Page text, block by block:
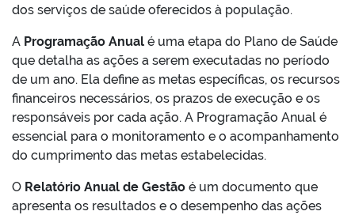
dos serviços de saúde oferecidos à população.
A Programação Anual é uma etapa do Plano de Saúde
que detalha as ações a serem executadas no período
de um ano. Ela define as metas específicas, os recursos
financeiros necessários, os prazos de execução e os
responsáveis por cada ação. A Programação Anual é
essencial para o monitoramento e o acompanhamento
do cumprimento das metas estabelecidas.
O Relatório Anual de Gestão é um documento que
apresenta os resultados e o desempenho das ações